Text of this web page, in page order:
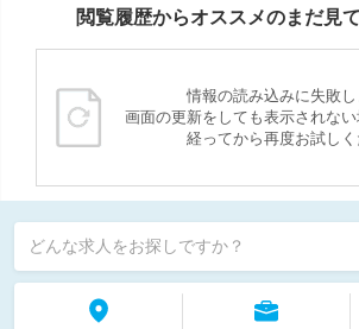
閲覧履歴からオススメのまだ見
情報の読み込みに失敗し
画面の更新をしても表示されない
経ってから再度お試しく
どんな求人をお探しですか？